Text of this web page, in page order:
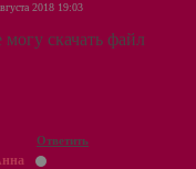
2018 19:03
могу скачать файл
Ответить